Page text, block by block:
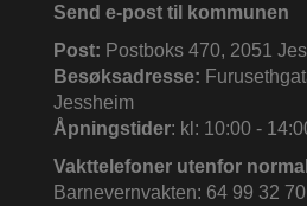
Send e-post til kommunen
Post: Postboks 470, 2051
Besøksadresse:
Jessheim
Åpningstider: kl: 10:00 -
Vakttelefoner utenfor
Barnevernvakten: 64 99 32 70